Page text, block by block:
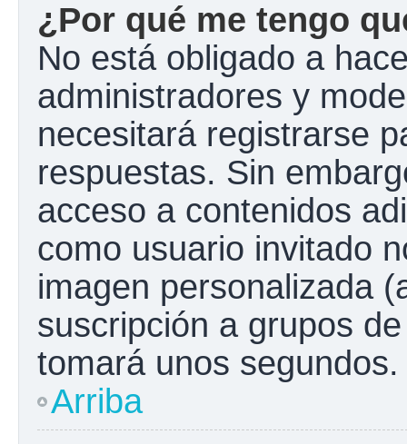
¿Por qué me tengo
No está obligado a
administradores y
necesitará registrarse
respuestas. Sin
acceso a contenidos
como usuario invitado
imagen personalizada
suscripción a grupos
tomará unos
Arriba